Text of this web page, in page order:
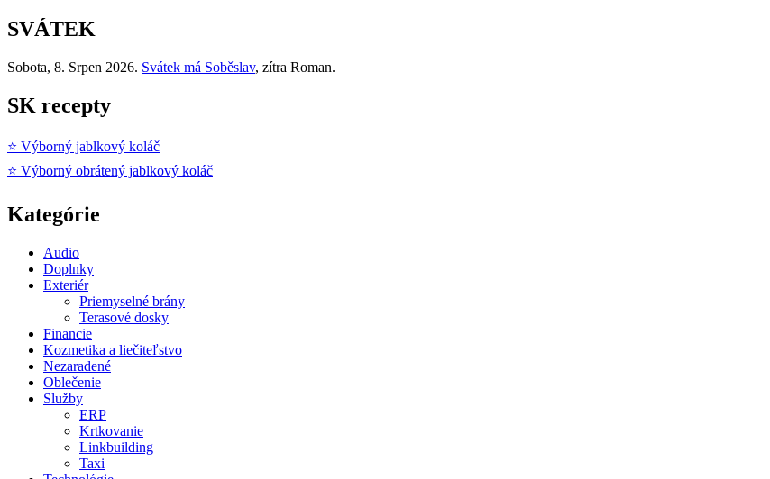
SVÁTEK
Sobota, 8. Srpen 2026. Svátek má Soběslav, zítra Roman.
SK recepty
⭐ Výborný jablkový koláč
⭐ Výborný obrátený jablkový koláč
Kategórie
Audio
Doplnky
Exteriér
Priemyselné brány
Terasové dosky
Financie
Kozmetika a liečiteľstvo
Nezaradené
Oblečenie
Služby
ERP
Krtkovanie
Linkbuilding
Taxi